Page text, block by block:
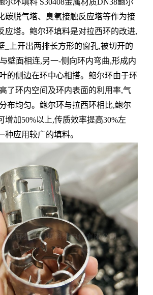
尔环填料 S30408金属材质DN38鲍尔
碳脱气塔、臭氧接触反应塔等作为接
应塔。鲍尔环填料是对拉西环的改进,
_上开出两排长方形的窗孔,被切开的
壁面相连,另一-侧向环内弯曲,形成内
的侧边在环中心相搭。鲍尔环由于环
了环内空间及环内表面的利用率,气
布均匀。鲍尔环与拉西环相比,鲍尔
增加50%以上,传质效率提高30%左
种应用较广的填料。